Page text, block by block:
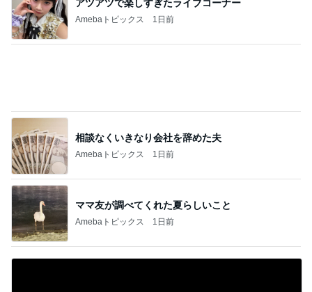
Amebaトピックス 1日前
神戸新作ガラっと変わったジュエリー
Amebaトピックス